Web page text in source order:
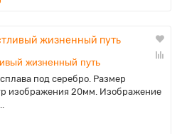
жизнeнный пyть
под серебро. Размер
изображения 20мм. Изображение